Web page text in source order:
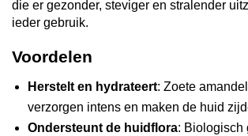
die er gezonder, steviger en stralender
ieder gebruik.
Voordelen
Herstelt en hydrateert: Zoete
verzorgen intens en maken de huid
Ondersteunt de huidflora: Biologisch